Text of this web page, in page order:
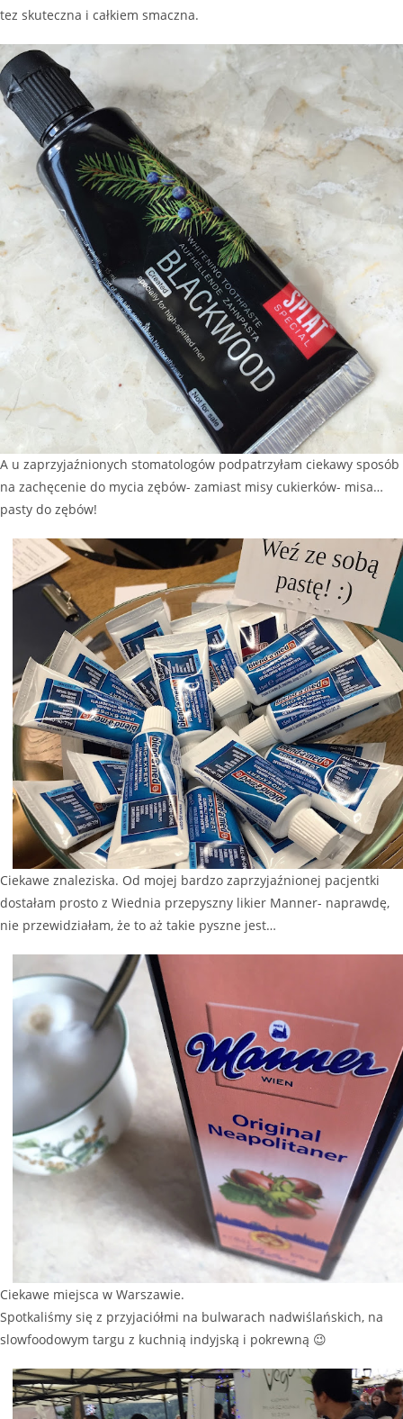
tez skuteczna i całkiem smaczna.
A u zaprzyjaźnionych stomatologów podpatrzyłam ciekawy sposób
na zachęcenie do mycia zębów- zamiast misy cukierków- misa…
pasty do zębów!
Ciekawe znaleziska. Od mojej bardzo zaprzyjaźnionej pacjentki
dostałam prosto z Wiednia przepyszny likier Manner- naprawdę,
nie przewidziałam, że to aż takie pyszne jest…
Ciekawe miejsca w Warszawie.
Spotkaliśmy się z przyjaciółmi na bulwarach nadwiślańskich, na
slowfoodowym targu z kuchnią indyjską i pokrewną 😉